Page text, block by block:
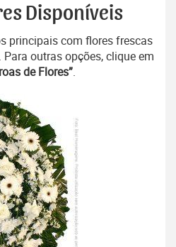
Disponíveis
principais com flores frescas
outras opções, clique em
de Flores”.